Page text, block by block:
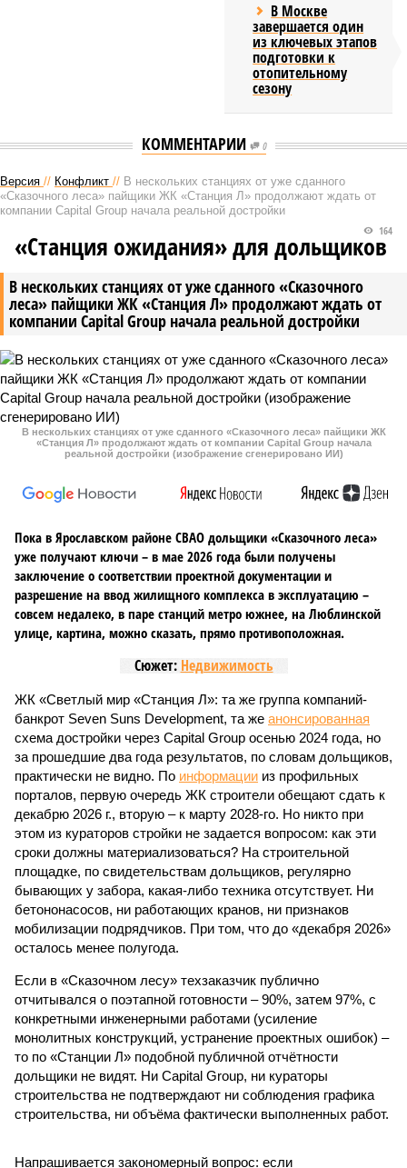
В Москве
завершается один
из ключевых этапов
подготовки к
отопительному
сезону
КОММЕНТАРИИ 0
Версия // Конфликт // В нескольких станциях от уже сданного
«Сказочного леса» пайщики ЖК «Станция Л» продолжают ждать от
компании Capital Group начала реальной достройки
В нескольких станциях от уже сданного «Сказочного
леса» пайщики ЖК «Станция Л» продолжают ждать от
компании Capital Group начала реальной достройки
164
«Станция ожидания» для дольщиков
В нескольких станциях от уже сданного «Сказочного леса» пайщики ЖК
«Станция Л» продолжают ждать от компании Capital Group начала
реальной достройки (изображение сгенерировано ИИ)
Пока в Ярославском районе СВАО дольщики «Сказочного леса»
уже получают ключи – в мае 2026 года были получены
заключение о соответствии проектной документации и
разрешение на ввод жилищного комплекса в эксплуатацию –
совсем недалеко, в паре станций метро южнее, на Люблинской
улице, картина, можно сказать, прямо противоположная.
Сюжет: Недвижимость
ЖК «Светлый мир «Станция Л»: та же группа компаний-
банкрот Seven Suns Development, та же анонсированная
схема достройки через Capital Group осенью 2024 года, но
за прошедшие два года результатов, по словам дольщиков,
практически не видно. По информации из профильных
порталов, первую очередь ЖК строители обещают сдать к
декабрю 2026 г., вторую – к марту 2028-го. Но никто при
этом из кураторов стройки не задается вопросом: как эти
сроки должны материализоваться? На строительной
площадке, по свидетельствам дольщиков, регулярно
бывающих у забора, какая-либо техника отсутствует. Ни
бетононасосов, ни работающих кранов, ни признаков
мобилизации подрядчиков. При том, что до «декабря 2026»
осталось менее полугода.
Если в «Сказочном лесу» техзаказчик публично
отчитывался о поэтапной готовности – 90%, затем 97%, с
конкретными инженерными работами (усиление
монолитных конструкций, устранение проектных ошибок) –
то по «Станции Л» подобной публичной отчётности
дольщики не видят. Ни Capital Group, ни кураторы
строительства не подтверждают ни соблюдения графика
строительства, ни объёма фактически выполненных работ.
Напрашивается закономерный вопрос: если